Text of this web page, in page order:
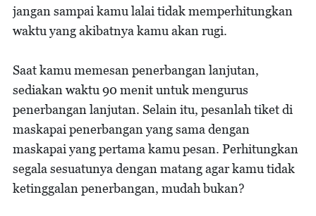
jangan sampai kamu lalai tidak memperhitungkan
waktu yang akibatnya kamu akan rugi.
Saat kamu memesan penerbangan lanjutan,
sediakan waktu 90 menit untuk mengurus
penerbangan lanjutan. Selain itu, pesanlah tiket di
maskapai penerbangan yang sama dengan
maskapai yang pertama kamu pesan. Perhitungkan
segala sesuatunya dengan matang agar kamu tidak
ketinggalan penerbangan, mudah bukan?